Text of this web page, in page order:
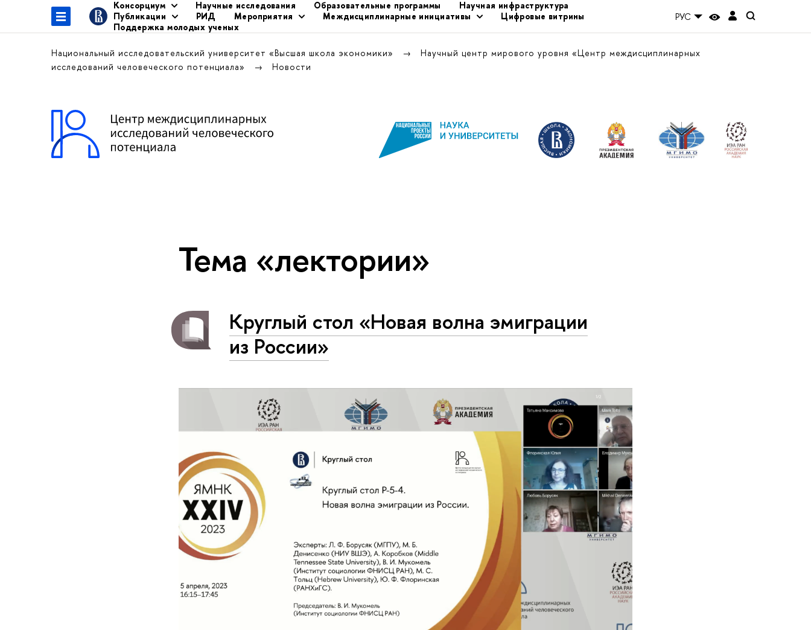
Консорциум Научные исследования Образовательные программы
Научная инфраструктура
Публикации
РИД Мероприятия Междисциплинарные инициативы
Цифровые витрины
Поддержка молодых ученых
РУС
Национальный исследовательский университет «Высшая школа экономики»
Научный центр мирового уровня «Центр междисциплинарных
исследований человеческого потенциала»
Новости
Тема «лектории»
Круглый стол «Новая волна эмиграции
из России»